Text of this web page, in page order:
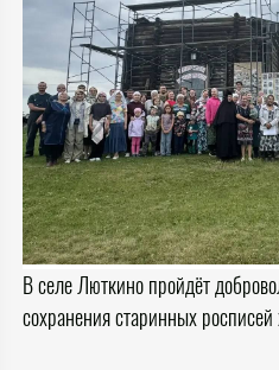
В селе Люткино пройдёт
сохранения старинных